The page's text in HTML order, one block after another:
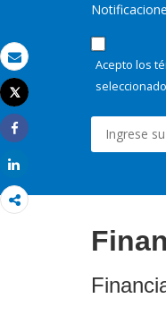
Correo electrónico
Imprimir
Tweet
Share
Acepto los